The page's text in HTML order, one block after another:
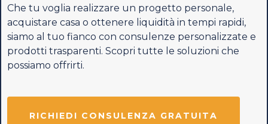
Che tu voglia realizzare un progetto personale,
acquistare casa o ottenere liquidità in tempi rapidi,
siamo al tuo fianco con consulenze personalizzate e
prodotti trasparenti. Scopri tutte le soluzioni che
possiamo offrirti.
RICHIEDI CONSULENZA GRATUITA